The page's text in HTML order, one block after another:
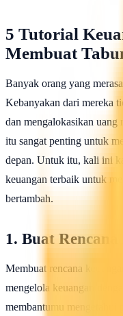
5 Tutorial
Membuat
Banyak orang yang
Kebanyakan dari mereka
dan mengalokasikan uang
itu sangat penting untuk
depan. Untuk itu, kali ini
keuangan terbaik untuk
bertambah.
1. Buat Rencana
Membuat rencana
mengelola keuangan
membantumu mengetahui